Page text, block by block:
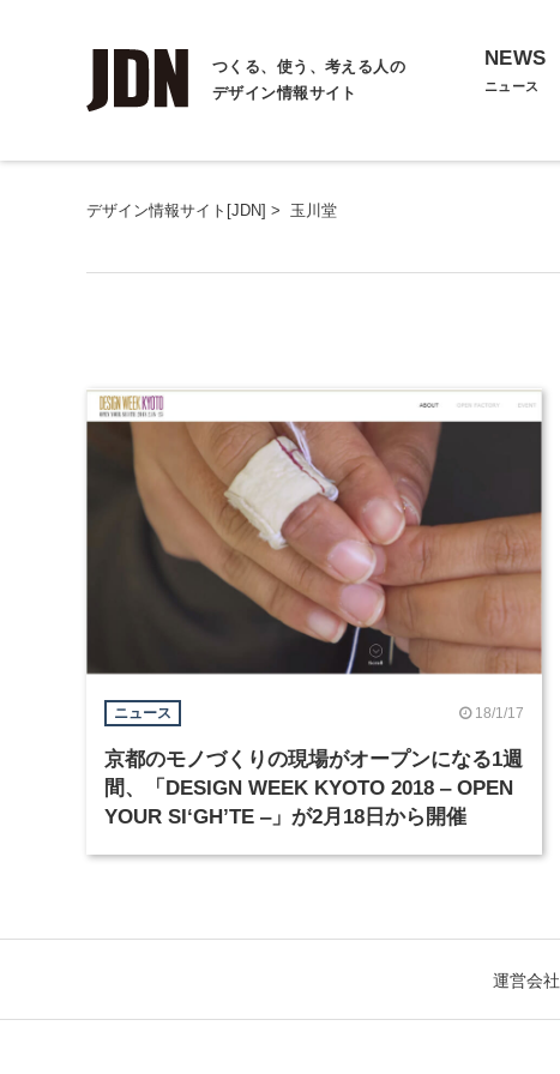
つくる、使う、考える人の
デザイン情報サイト
NEWS
ニュース
デザイン情報サイト[JDN] > 玉川堂
ニュース 18/1/17
京都のモノづくりの現場がオープンになる1週
間、「DESIGN WEEK KYOTO 2018 ‒ OPEN
YOUR SI‘GH’TE ‒」が2月18日から開催
運営会社